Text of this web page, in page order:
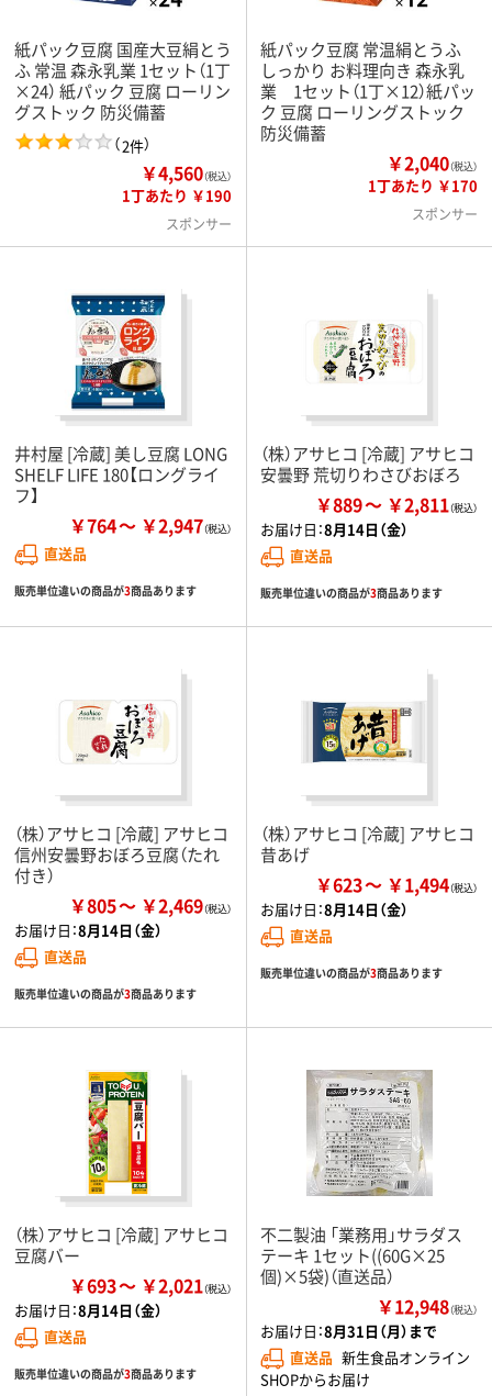
紙パック豆腐 国産大豆絹とう
ふ 常温 森永乳業 1セット（1丁
×24） 紙パック 豆腐 ローリン
グストック 防災備蓄
（2件）
￥4,560（税込）
1丁あたり ￥190
スポンサー
紙パック豆腐 常温絹とうふ
しっかり お料理向き 森永乳
業 1セット（1丁×12）紙パッ
ク 豆腐 ローリングストック
防災備蓄
￥2,040（税込）
1丁あたり ￥170
スポンサー
井村屋 [冷蔵] 美し豆腐 LONG
SHELF LIFE 180【ロングライ
フ】
￥764 ￥2,947
直送品
販売単位違いの商品が3商品あります
（株）アサヒコ [冷蔵] アサヒコ
安曇野 荒切りわさびおぼろ
￥889 ￥2,811
お届け日：8月14日（金）
直送品
販売単位違いの商品が3商品あります
（株）アサヒコ [冷蔵] アサヒコ
信州安曇野おぼろ豆腐（たれ
付き）
￥805 ￥2,469
お届け日：8月14日（金）
直送品
販売単位違いの商品が3商品あります
（株）アサヒコ [冷蔵] アサヒコ
昔あげ
￥623 ￥1,494
お届け日：8月14日（金）
直送品
販売単位違いの商品が3商品あります
（株）アサヒコ [冷蔵] アサヒコ
豆腐バー
￥693 ￥2,021
お届け日：8月14日（金）
直送品
販売単位違いの商品が3商品あります
不二製油 「業務用」サラダス
テーキ 1セット((60G×25
個)×5袋)（直送品）
￥12,948（税込）
お届け日：8月31日（月）まで
直送品 新生食品オンライン
SHOPからお届け